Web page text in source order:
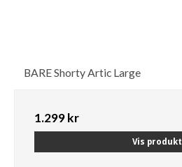
BARE Shorty Artic Large
1.299 kr
Vis produkt